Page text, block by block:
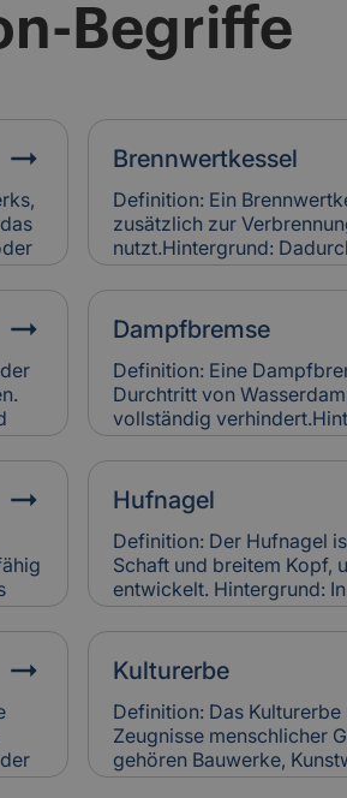
Begriffe
Brennwertkessel
Definition: Ein
zusätzlich zur
nutzt.Hintergrund:
und spart Energie im
Denkmalgebäuden wird
Heizungsanlagen
Brennwertkessel senken
regelmäßige Wartung.
werden in der
Dampfbremse
Definition: Eine
Durchtritt von
vollständig
Wandkonstruktionen
der Dämmung zu
Dampfbremsen können
Versicherungen
Bewertung der
Hufnagel
Definition: Der Hufnagel
Schaft und breitem Kopf,
entwickelt. Hintergrund:
Befestigungselement in
Alte Hufnägel sind oft
Bauweise. Relevanz für
Holzschäden
ersetzt, was in die
Sanierungen einfließt.
Kulturerbe
Definition: Das
Zeugnisse menschlicher
gehören Bauwerke,
die über Generationen